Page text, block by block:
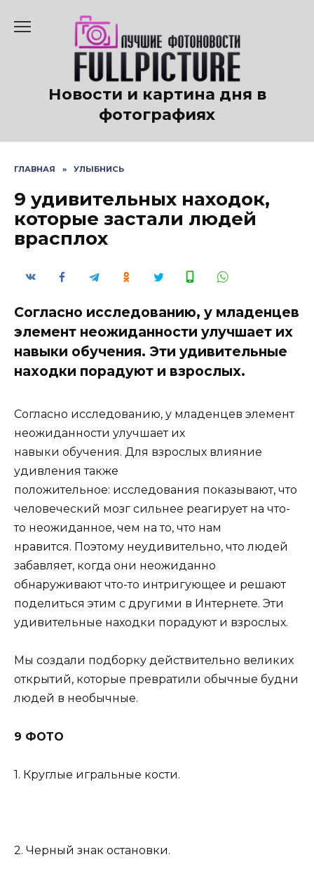
содержанию
Новости и картина дня в
фотографиях
ГЛАВНАЯ » УЛЫБНИСЬ
9 удивительных находок,
которые застали людей
врасплох
Согласно исследованию, у младенцев
элемент неожиданности улучшает их
навыки обучения. Эти удивительные
находки порадуют и взрослых.
Согласно исследованию, у младенцев элемент
неожиданности улучшает их
навыки обучения. Для взрослых влияние
удивления также
положительное: исследования показывают, что
человеческий мозг сильнее реагирует на что-
то неожиданное, чем на то, что нам
нравится. Поэтому неудивительно, что людей
забавляет, когда они неожиданно
обнаруживают что-то интригующее и решают
поделиться этим с другими в Интернете. Эти
удивительные находки порадуют и взрослых.
Мы создали подборку действительно великих
открытий, которые превратили обычные будни
людей в необычные.
9 ФОТО
1. Круглые игральные кости.
2. Черный знак остановки.